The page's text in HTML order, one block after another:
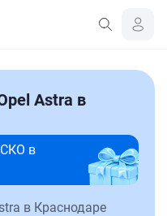
Astra в
в
в Краснодаре